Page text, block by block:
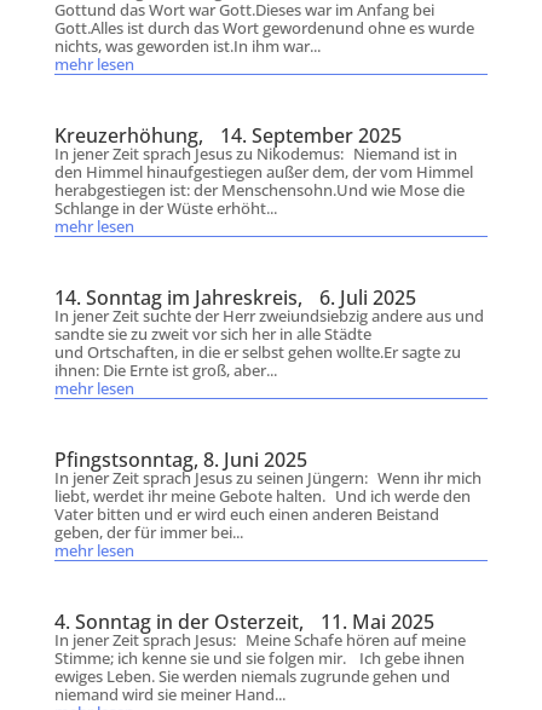
Gottund das Wort war Gott.Dieses war im Anfang bei
Gott.Alles ist durch das Wort gewordenund ohne es wurde
nichts, was geworden ist.In ihm war...
mehr lesen
Kreuzerhöhung, 14. September 2025
In jener Zeit sprach Jesus zu Nikodemus: Niemand ist in
den Himmel hinaufgestiegen außer dem, der vom Himmel
herabgestiegen ist: der Menschensohn.Und wie Mose die
Schlange in der Wüste erhöht...
mehr lesen
14. Sonntag im Jahreskreis, 6. Juli 2025
In jener Zeit suchte der Herr zweiundsiebzig andere aus und
sandte sie zu zweit vor sich her in alle Städte
und Ortschaften, in die er selbst gehen wollte.Er sagte zu
ihnen: Die Ernte ist groß, aber...
mehr lesen
Pfingstsonntag, 8. Juni 2025
In jener Zeit sprach Jesus zu seinen Jüngern: Wenn ihr mich
liebt, werdet ihr meine Gebote halten. Und ich werde den
Vater bitten und er wird euch einen anderen Beistand
geben, der für immer bei...
mehr lesen
4. Sonntag in der Osterzeit, 11. Mai 2025
In jener Zeit sprach Jesus: Meine Schafe hören auf meine
Stimme; ich kenne sie und sie folgen mir. Ich gebe ihnen
ewiges Leben. Sie werden niemals zugrunde gehen und
niemand wird sie meiner Hand...